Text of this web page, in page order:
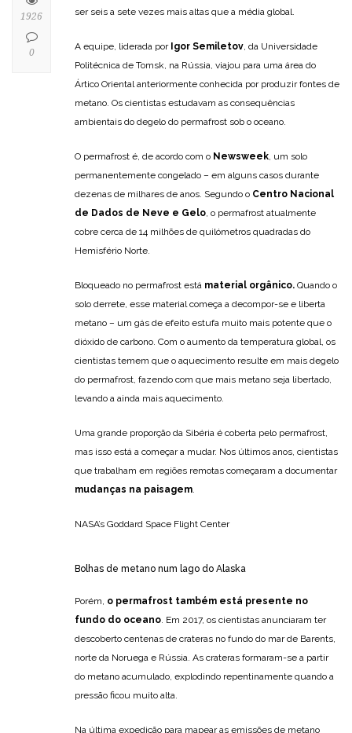
ser seis a sete vezes mais altas que a média global.
A equipe, liderada por Igor Semiletov, da Universidade
Politécnica de Tomsk, na Rússia, viajou para uma área do
Ártico Oriental anteriormente conhecida por produzir fontes de
metano. Os cientistas estudavam as consequências
ambientais do degelo do permafrost sob o oceano.
O permafrost é, de acordo com o Newsweek, um solo
permanentemente congelado – em alguns casos durante
dezenas de milhares de anos. Segundo o Centro Nacional
de Dados de Neve e Gelo, o permafrost atualmente
cobre cerca de 14 milhões de quilómetros quadradas do
Hemisfério Norte.
Bloqueado no permafrost está material orgânico. Quando o
solo derrete, esse material começa a decompor-se e liberta
metano – um gás de efeito estufa muito mais potente que o
dióxido de carbono. Com o aumento da temperatura global, os
cientistas temem que o aquecimento resulte em mais degelo
do permafrost, fazendo com que mais metano seja libertado,
levando a ainda mais aquecimento.
Uma grande proporção da Sibéria é coberta pelo permafrost,
mas isso está a começar a mudar. Nos últimos anos, cientistas
que trabalham em regiões remotas começaram a documentar
mudanças na paisagem.
NASA’s Goddard Space Flight Center
Bolhas de metano num lago do Alaska
Porém, o permafrost também está presente no
fundo do oceano. Em 2017, os cientistas anunciaram ter
descoberto centenas de crateras no fundo do mar de Barents,
norte da Noruega e Rússia. As crateras formaram-se a partir
do metano acumulado, explodindo repentinamente quando a
pressão ficou muito alta.
Na última expedição para mapear as emissões de metano
1926
0